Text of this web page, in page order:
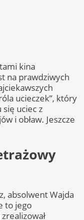
kina
na prawdziwych
ucieczek”, który
się uciec z
i obław. Jeszcze
absolwent Wajda
to jego